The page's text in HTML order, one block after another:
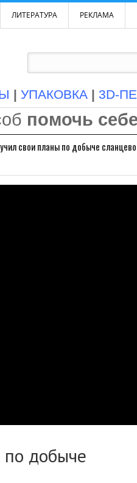
ЛИТЕРАТУРА РЕКЛАМА
| УПАКОВКА | 3D-
помочь себе
свои планы по добыче
добыче